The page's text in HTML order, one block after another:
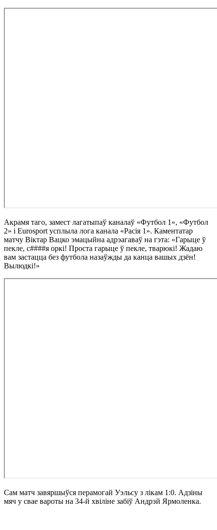
Акрамя таго, замест лагатыпаў каналаў «Футбол 1», «Футбол
2» і Eurosport усплыла лога канала «Расія 1». Каментатар
матчу Віктар Вацко эмацыйна адрэагаваў на гэта: «Гарыце ў
пекле, с####я оркі! Проста гарыце ў пекле, тварюкі! Жадаю
вам застацца без футбола назаўжды да канца вашых дзён!
Вылюдкі!»
Сам матч завяршыўся перамогай Уэльсу з лікам 1:0. Адзіны
мяч у свае вароты на 34-й хвіліне забіў Андрэй Ярмоленка.